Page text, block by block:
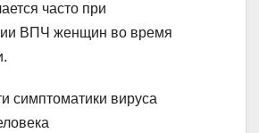
часто при
ВПЧ женщин во время